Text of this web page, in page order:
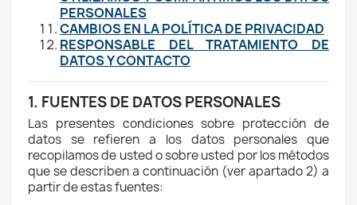
PERSONALES
CAMBIOS EN LA POLÍTICA DE PRIVACIDAD
RESPONSABLE DEL TRATAMIENTO DE
DATOS Y CONTACTO
1. FUENTES DE DATOS PERSONALES
Las presentes condiciones sobre protección de
datos se refieren a los datos personales que
recopilamos de usted o sobre usted por los métodos
que se describen a continuación (ver apartado 2) a
partir de estas fuentes: